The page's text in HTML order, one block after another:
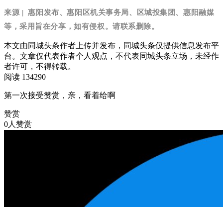
来源 |惠阳发布、惠阳区机关事务局、区城投集团、惠阳融媒
等，采用旨在分享，如有侵权。请联系删除。
本文由同城头条作者上传并发布，同城头条仅提供信息发布平
台。文章仅代表作者个人观点，不代表同城头条立场，未经作
者许可，不得转载。
阅读 134290
第一次接受赞赏，亲，看着给啊
赞赏
0人赞赏